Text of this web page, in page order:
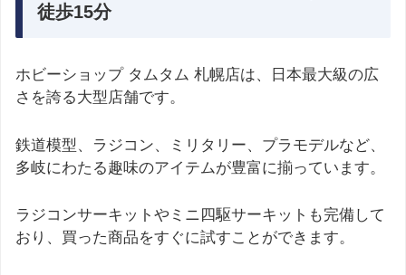
徒歩15分
ホビーショップ タムタム 札幌店は、日本最大級の広
さを誇る大型店舗です。
鉄道模型、ラジコン、ミリタリー、プラモデルなど、
多岐にわたる趣味のアイテムが豊富に揃っています。
ラジコンサーキットやミニ四駆サーキットも完備して
おり、買った商品をすぐに試すことができます。